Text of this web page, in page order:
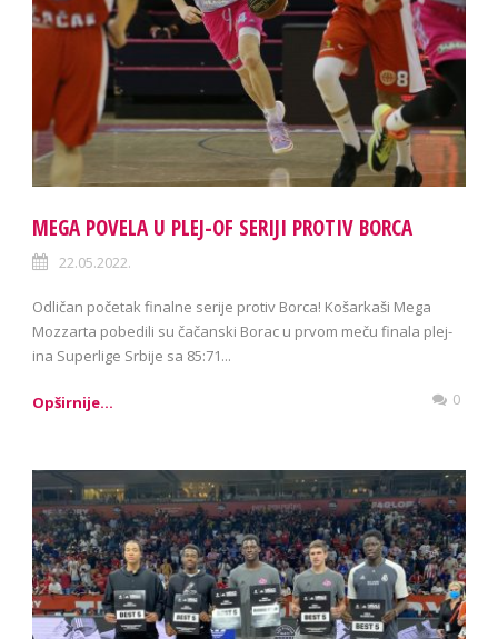
MEGA POVELA U PLEJ-OF SERIJI PROTIV BORCA
22.05.2022.
Odličan početak finalne serije protiv Borca! Košarkaši Mega
Mozzarta pobedili su čačanski Borac u prvom meču finala plej-
ina Superlige Srbije sa 85:71...
Opširnije... 0